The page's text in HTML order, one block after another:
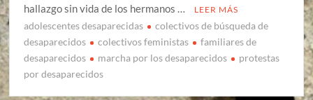
hallazgo sin vida de los hermanos …
LEER MÁS
adolescentes desaparecidas
colectivos de búsqueda de
desaparecidos
colectivos feministas
familiares de
desaparecidos
marcha por los desaparecidos
protestas
por desaparecidos